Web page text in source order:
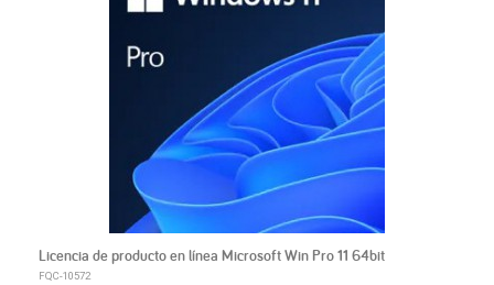
Licencia de producto en línea Microsoft Win Pro 11 64bit
FQC-10572